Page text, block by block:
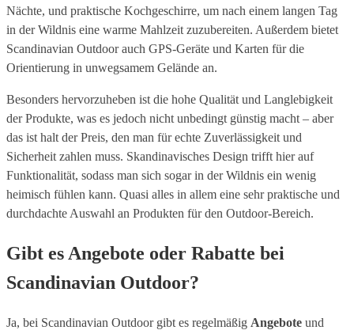
Nächte, und praktische Kochgeschirre, um nach einem langen Tag
in der Wildnis eine warme Mahlzeit zuzubereiten. Außerdem bietet
Scandinavian Outdoor auch GPS-Geräte und Karten für die
Orientierung in unwegsamem Gelände an.
Besonders hervorzuheben ist die hohe Qualität und Langlebigkeit
der Produkte, was es jedoch nicht unbedingt günstig macht – aber
das ist halt der Preis, den man für echte Zuverlässigkeit und
Sicherheit zahlen muss. Skandinavisches Design trifft hier auf
Funktionalität, sodass man sich sogar in der Wildnis ein wenig
heimisch fühlen kann. Quasi alles in allem eine sehr praktische und
durchdachte Auswahl an Produkten für den Outdoor-Bereich.
Gibt es Angebote oder Rabatte bei
Scandinavian Outdoor?
Ja, bei Scandinavian Outdoor gibt es regelmäßig Angebote und